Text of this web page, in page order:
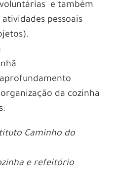
e também
pessoais
da cozinha
Caminho do
e refeitório